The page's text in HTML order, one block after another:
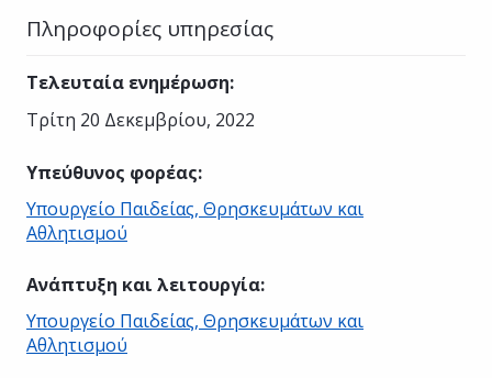
Πληροφορίες υπηρεσίας
Τελευταία ενημέρωση:
Τρίτη 20 Δεκεμβρίου, 2022
Υπεύθυνος φορέας:
Υπουργείο Παιδείας, Θρησκευμάτων και
Αθλητισμού
Ανάπτυξη και λειτουργία:
Υπουργείο Παιδείας, Θρησκευμάτων και
Αθλητισμού